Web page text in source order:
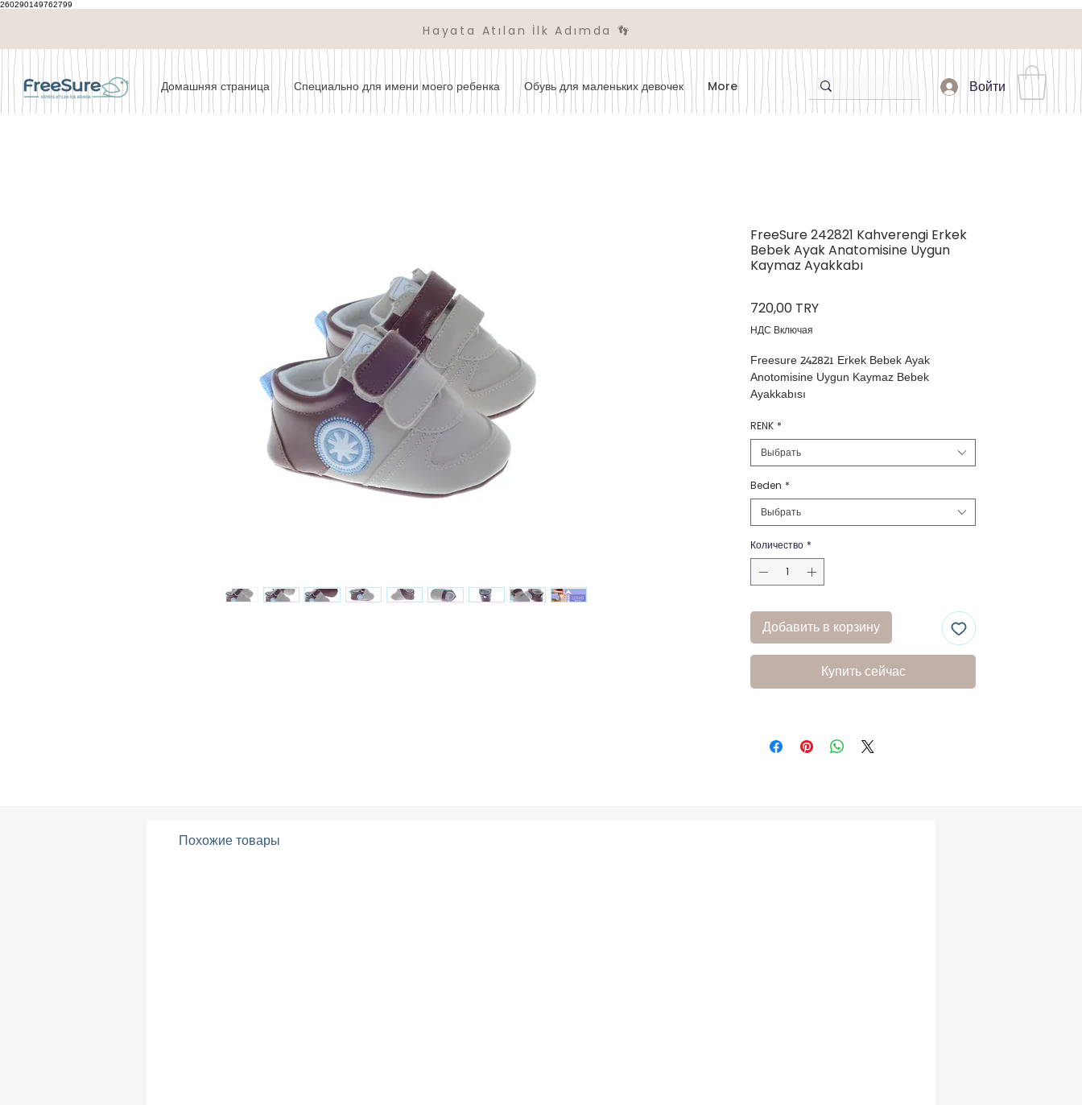
260290149762799
Hayata Atılan İlk Adımda 👣
Домашняя страница Специально для имени моего ребенка Обувь для маленьких девочек More Войти
FreeSure 242821 Kahverengi Erkek
Bebek Ayak Anatomisine Uygun
Kaymaz Ayakkabı
720,00 TRYЦена
НДС Включая
Freesure 242821 Erkek Bebek Ayak
Anotomisine Uygun Kaymaz Bebek
Ayakkabısı
RENK *
Выбрать
Beden *
Выбрать
Количество *
Добавить в корзину
Купить сейчас
Похожие товары